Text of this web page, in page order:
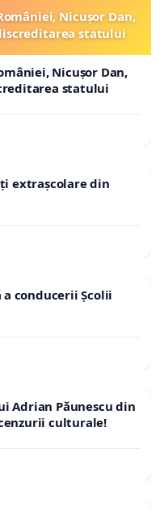
Nicușor Dan,
statului
Nicușor Dan,
statului
extrașcolare din
conducerii Școlii
Adrian Păunescu din
culturale!